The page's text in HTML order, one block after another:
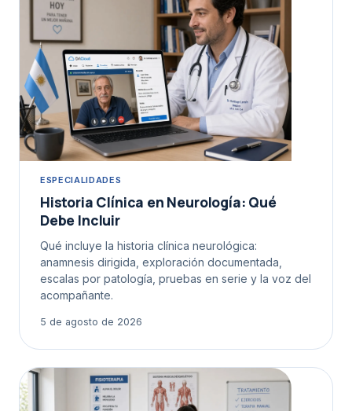
ESPECIALIDADES
Historia Clínica en Neurología: Qué
Debe Incluir
Qué incluye la historia clínica neurológica:
anamnesis dirigida, exploración documentada,
escalas por patología, pruebas en serie y la voz del
acompañante.
5 de agosto de 2026